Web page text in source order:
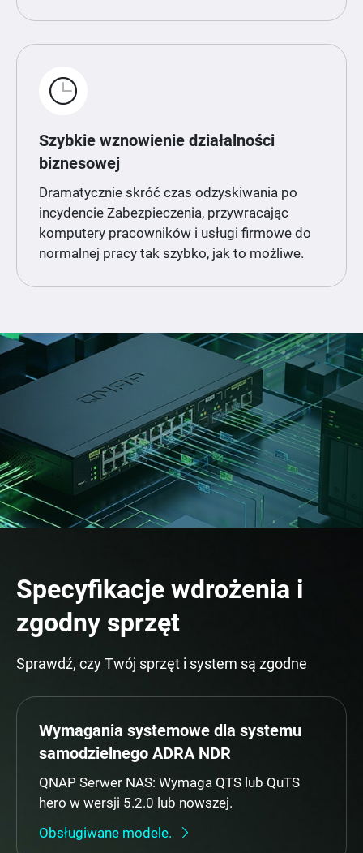
Szybkie wznowienie działalności
biznesowej
Dramatycznie skróć czas odzyskiwania po
incydencie Zabezpieczenia, przywracając
komputery pracowników i usługi firmowe do
normalnej pracy tak szybko, jak to możliwe.
Specyfikacje wdrożenia i
zgodny sprzęt
Sprawdź, czy Twój sprzęt i system są zgodne
Wymagania systemowe dla systemu
samodzielnego ADRA NDR
QNAP Serwer NAS: Wymaga QTS lub QuTS
hero w wersji 5.2.0 lub nowszej.
Obsługiwane modele.